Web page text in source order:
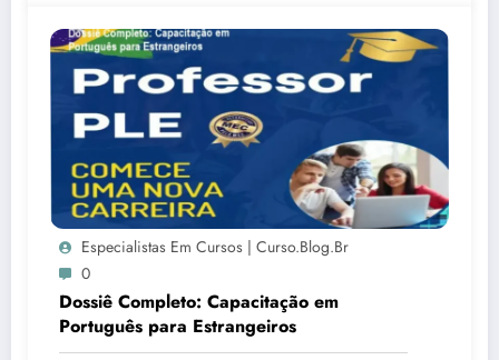
Especialistas Em Cursos | Curso.blog.br
0
Dossiê Completo: Capacitação em
Português para Estrangeiros